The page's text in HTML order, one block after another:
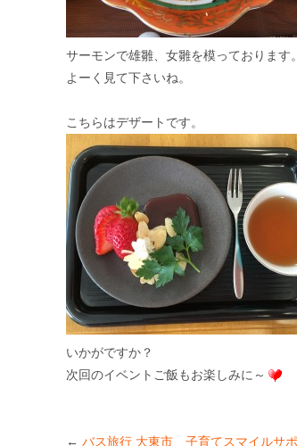
サーモンで雄雛、女雛を模っております。
よーく見て下さいね。
こちらはデザートです。
いかがですか？
次回のイベントご飯もお楽しみに～
← バス旅行 大東市 子育てスマイルサ